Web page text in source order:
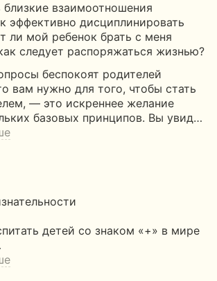
близкие взаимоотношения
эффективно дисциплинировать
ли мой ребенок брать с меня
следует распоряжаться жизнью?
беспокоят родителей
вам нужно для того, чтобы стать
— это искреннее желание
базовых принципов. Вы увид…
детей со знаком «+» в мире